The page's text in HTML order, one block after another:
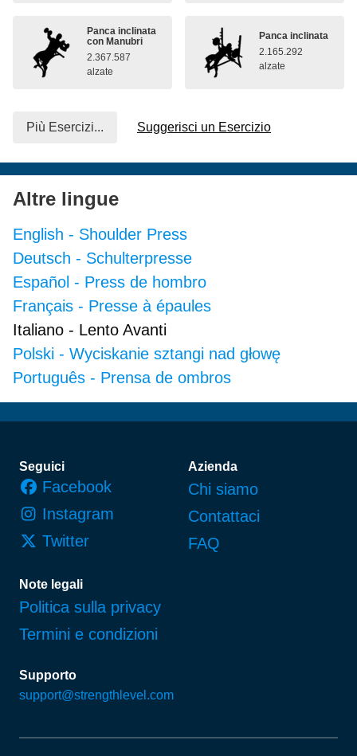
Panca inclinata
con Manubri
2.367.587
alzate
Panca inclinata
2.165.292
alzate
Più Esercizi... Suggerisci un Esercizio
Altre lingue
English - Shoulder Press
Deutsch - Schulterpresse
Español - Press de hombro
Français - Presse à épaules
Italiano - Lento Avanti
Polski - Wyciskanie sztangi nad głowę
Português - Prensa de ombros
Piè di pagina
Seguici
Facebook
Instagram
Twitter
Azienda
Chi siamo
Contattaci
FAQ
Note legali
Politica sulla privacy
Termini e condizioni
Supporto
support@strengthlevel.com